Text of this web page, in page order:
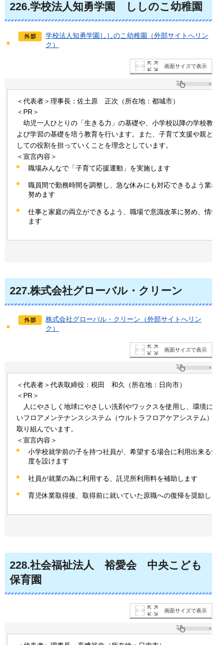
226.学校法人知勇学園 し しのこ幼稚園
学校法人知勇学園ししのこ幼稚園（外部サイトへリン
ク）
画面サイズで表示
＜代表者＞理事長：佐土原 正次（所在地：都城市）
＜PR＞
幼児一人ひとりの「生きる力」の基礎や、小学校以降の学校教
よび学習の基礎を培う教育を行います。また、子育て支援や親と
しての役割を担っていくことを理念としています。
＜宣言内容＞
職場みんなで「子育て応援運動」を実施します
職員間で勤務時間を調整し、急な休みにも対応できるよう業
努めます
仕事と家庭の両立ができるよう、職場で意識改革に努め、情
ます
227.株式会社グローバル・クリーン
株式会社グローバル・クリーン（外部サイトへリン
ク）
画面サイズで表示
＜代表者＞代表取締役：税田 和久（所在地：日向市）
＜PR＞
人 にやさしく地球にやさしい洗剤やワックスを使用し、環境に
いフロアメンテナンスシステム（ウルトラフロアケアシステム）
取り組んでいます。
＜宣言内容＞
小学校就学前の子を持つ社員が、希望する場合に利用出来る
度を設けます
社員が就業の為に利用する、託児所利用料を補助します
育児休業取得後、取得前に就いていた原職への復帰を奨励し
228.社会福祉法人 裕愛会 中央こども
保育園
画面サイズで表示